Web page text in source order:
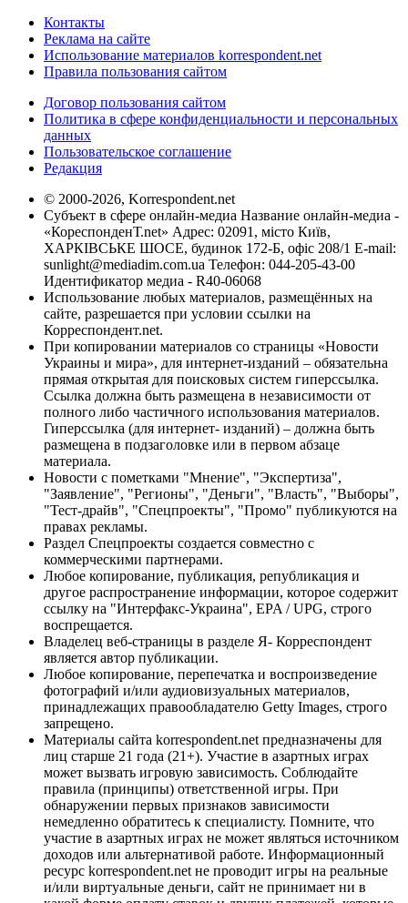
Контакты
Реклама на сайте
Использование материалов korrespondent.net
Правила пользования сайтом
Договор пользования сайтом
Политика в сфере конфиденциальности и персональных
данных
Пользовательское соглашение
Редакция
© 2000-2026, Korrespondent.net
Субъект в сфере онлайн-медиа Название онлайн-медиа -
«КореспонденТ.net» Адрес: 02091, місто Київ,
ХАРКІВСЬКЕ ШОСЕ, будинок 172-Б, офіс 208/1 E-mail:
sunlight@mediadim.com.ua Телефон: 044-205-43-00
Идентификатор медиа - R40-06068
Использование любых материалов, размещённых на
сайте, разрешается при условии ссылки на
Корреспондент.net.
При копировании материалов со страницы «Новости
Украины и мира», для интернет-изданий – обязательна
прямая открытая для поисковых систем гиперссылка.
Ссылка должна быть размещена в независимости от
полного либо частичного использования материалов.
Гиперссылка (для интернет- изданий) – должна быть
размещена в подзаголовке или в первом абзаце
материала.
Новости с пометками "Мнение", "Экспертиза",
"Заявление", "Регионы", "Деньги", "Власть", "Выборы",
"Тест-драйв", "Спецпроекты", "Промо" публикуются на
правах рекламы.
Раздел Спецпроекты создается совместно с
коммерческими партнерами.
Любое копирование, публикация, републикация и
другое распространение информации, которое содержит
ссылку на "Интерфакс-Украина", EPA / UPG, строго
воспрещается.
Владелец веб-страницы в разделе Я- Корреспондент
является автор публикации.
Любое копирование, перепечатка и воспроизведение
фотографий и/или аудиовизуальных материалов,
принадлежащих правообладателю Getty Images, строго
запрещено.
Материалы сайта korrespondent.net предназначены для
лиц старше 21 года (21+). Участие в азартных играх
может вызвать игровую зависимость. Соблюдайте
правила (принципы) ответственной игры. При
обнаружении первых признаков зависимости
немедленно обратитесь к специалисту. Помните, что
участие в азартных играх не может являться источником
доходов или альтернативой работе. Информационный
ресурс korrespondent.net не проводит игры на реальные
и/или виртуальные деньги, сайт не принимает ни в